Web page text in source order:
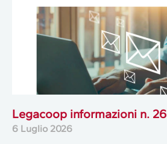
Legacoop informazioni n. 26
6 Luglio 2026